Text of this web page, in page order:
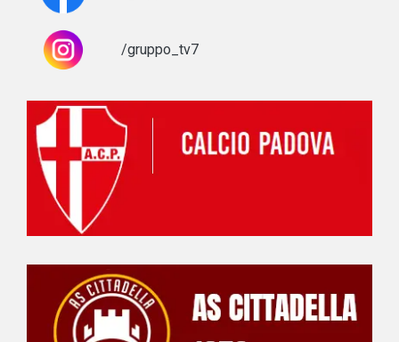
/gruppo_tv7